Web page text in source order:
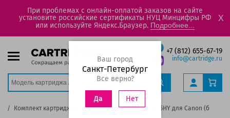
При проблемах с онлайн-оплатой заказов на сайте
установите российские сертификаты НУЦ Минцифры РФ
или используйте Яндекс.Браузер. Подробнее...
X
+7 (812) 655-67-19
info@cartridge.ru
Ваш город
Санкт-Петербург
Все верно?
Да Нет
Комплект картриджей SP 055HBK-055HC-055HM-055HY для Canon (без